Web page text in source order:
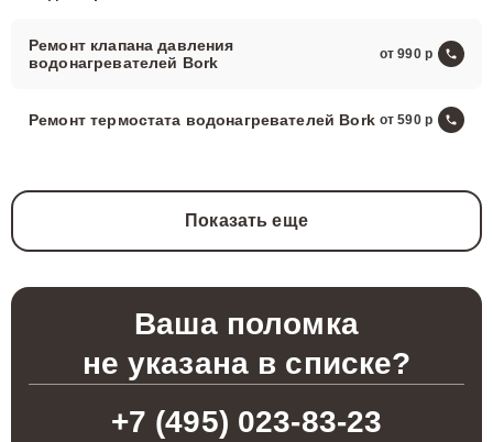
Ремонт клапана давления
водонагревателей Bork
от 990
Ремонт термостата водонагревателей Bork от 590
Показать еще
Ваша поломка
не указана в списке?
+7 (495) 023-83-23